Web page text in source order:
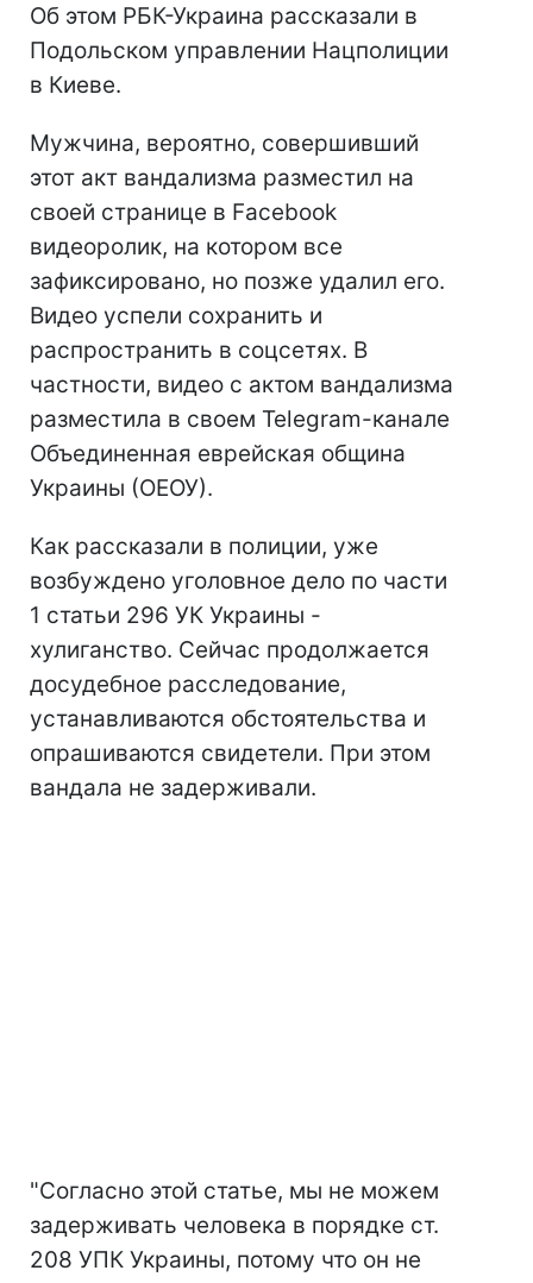
Об этом РБК-Украина рассказали в
Подольском управлении Нацполиции
в Киеве.
Мужчина, вероятно, совершивший
этот акт вандализма разместил на
своей странице в Facebook
видеоролик, на котором все
зафиксировано, но позже удалил его.
Видео успели сохранить и
распространить в соцсетях. В
частности, видео с актом вандализма
разместила в своем Telegram-канале
Объединенная еврейская община
Украины (ОЕОУ).
Как рассказали в полиции, уже
возбуждено уголовное дело по части
1 статьи 296 УК Украины -
хулиганство. Сейчас продолжается
досудебное расследование,
устанавливаются обстоятельства и
опрашиваются свидетели. При этом
вандала не задерживали.
"Согласно этой статье, мы не можем
задерживать человека в порядке ст.
208 УПК Украины, потому что он не